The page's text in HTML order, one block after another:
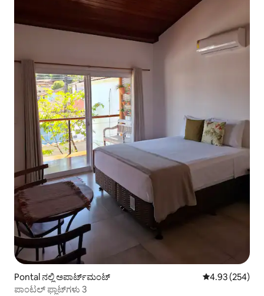
Pontal ನಲ್ಲಿ ಅಪಾರ್ಟ್‌ಮಂಟ್ 5 ರಲ್ಲಿ 4.93
4.93 (254)
ಪಾಂಟಲ್ ಫ್ಲಾಟ್‌ಗಳು 3